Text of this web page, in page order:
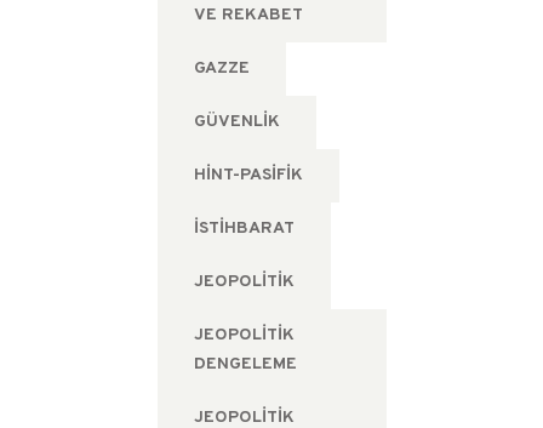
VE REKABET
GAZZE
GÜVENLIK
HINT-PASIFIK
ISTIHBARAT
JEOPOLITIK
JEOPOLITIK
DENGELEME
JEOPOLITIK